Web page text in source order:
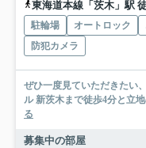
東海道本線「茨木」駅
駐輪場 オートロック
防犯カメラ
ぜひ一度見ていただきたい
ル 新茨木まで徒歩4分と立
る
募集中の部屋